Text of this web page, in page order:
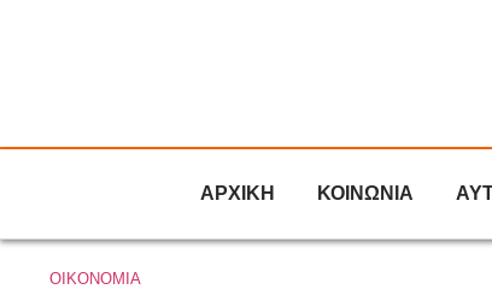
ΑΡΧΙΚΗ ΚΟΙΝΩΝΙΑ
ΟΙΚΟΝΟΜΙΑ